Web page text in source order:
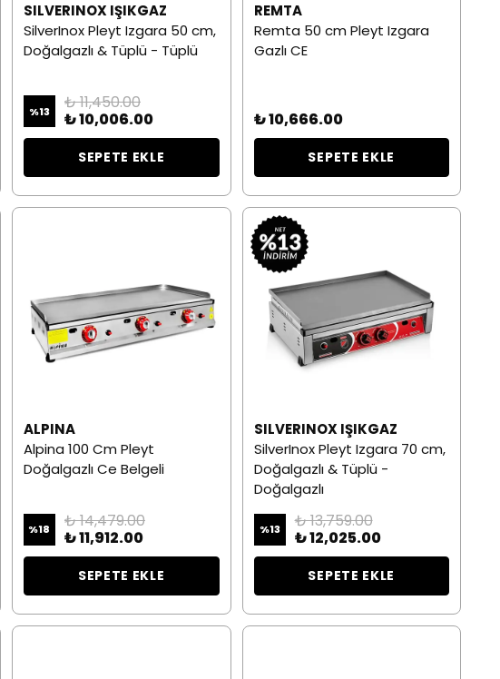
SILVERINOX IŞIKGAZ
SilverInox Pleyt Izgara 50 cm,
Doğalgazlı & Tüplü - Tüplü
%13
₺ 11,450.00
₺ 10,006.00
SEPETE EKLE
REMTA
Remta 50 cm Pleyt Izgara
Gazlı CE
₺ 10,666.00
SEPETE EKLE
ALPINA
Alpina 100 Cm Pleyt
Doğalgazlı Ce Belgeli
%18
₺ 14,479.00
₺ 11,912.00
SEPETE EKLE
SILVERINOX IŞIKGAZ
SilverInox Pleyt Izgara 70 cm,
Doğalgazlı & Tüplü -
Doğalgazlı
%13
₺ 13,759.00
₺ 12,025.00
SEPETE EKLE